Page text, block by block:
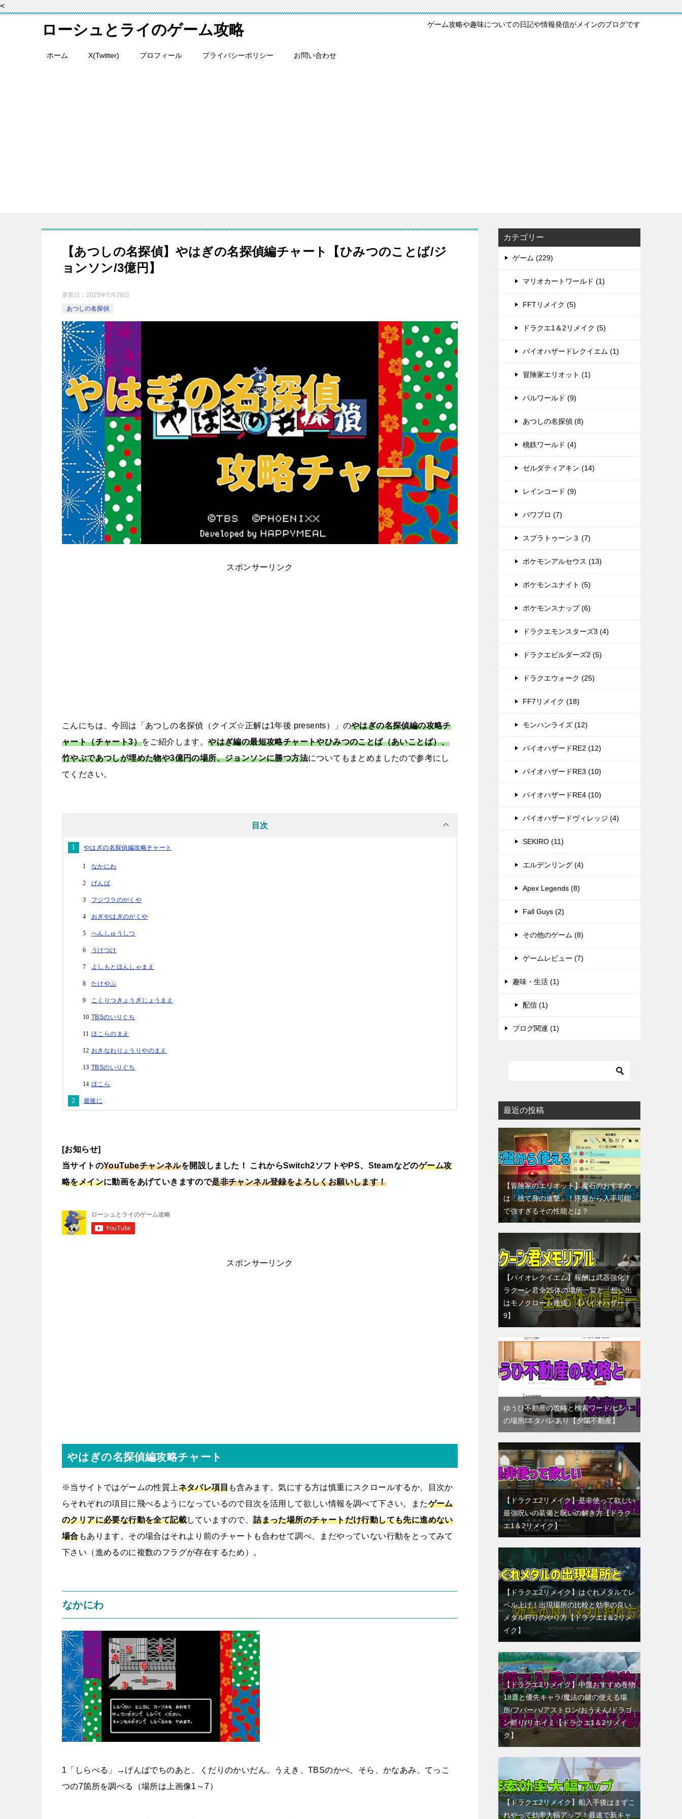
<
ローシュとライのゲーム攻略 ゲーム攻略や趣味についての日記や情報発信がメインのブログです
ホーム X(Twitter) プロフィール プライバシーポリシー お問い合わせ
【あつしの名探偵】やはぎの名探偵編チャート【ひみつのことば/ジ
ョンソン/3億円】
更新日： 2025年5月28日
あつしの名探偵
スポンサーリンク
こんにちは、今回は「あつしの名探偵（クイズ☆正解は1年後 presents）」のやはぎの名探偵編の攻略チ
ャート（チャート3）をご紹介します。やはぎ編の最短攻略チャートやひみつのことば（あいことば）、
竹やぶであつしが埋めた物や3億円の場所、ジョンソンに勝つ方法についてもまとめましたので参考にし
てください。
目次
やはぎの名探偵編攻略チャート
なかにわ
げんば
フジワラのがくや
おぎやはぎのがくや
へんしゅうしつ
うけつけ
よしもとほんしゃまえ
たけやぶ
こくりつきょうぎじょうまえ
TBSのいりぐち
ほこらのまえ
おきなわりょうりやのまえ
TBSのいりぐち
ほこら
最後に
[お知らせ]
当サイトのYouTubeチャンネルを開設しました！ これからSwitch2ソフトやPS、Steamなどのゲーム攻
略をメインに動画をあげていきますので是非チャンネル登録をよろしくお願いします！
スポンサーリンク
やはぎの名探偵編攻略チャート
※当サイトではゲームの性質上ネタバレ項目も含みます。気にする方は慎重にスクロールするか、目次か
らそれぞれの項目に飛べるようになっているので目次を活用して欲しい情報を調べて下さい。またゲーム
のクリアに必要な行動を全て記載していますので、詰まった場所のチャートだけ行動しても先に進めない
場合もあります。その場合はそれより前のチャートも合わせて調べ、まだやっていない行動をとってみて
下さい（進めるのに複数のフラグが存在するため）。
なかにわ
1「しらべる」→げんばでちのあと、くだりのかいだん、うえき、TBSのかべ、そら、かなあみ、てっこ
つの7箇所を調べる（場所は上画像1～7）
カテゴリー
ゲーム (229)
マリオカートワールド (1)
FFTリメイク (5)
ドラクエ1＆2リメイク (5)
バイオハザードレクイエム (1)
冒険家エリオット (1)
パルワールド (9)
あつしの名探偵 (8)
桃鉄ワールド (4)
ゼルダティアキン (14)
レインコード (9)
パワプロ (7)
スプラトゥーン３ (7)
ポケモンアルセウス (13)
ポケモンユナイト (5)
ポケモンスナップ (6)
ドラクエモンスターズ3 (4)
ドラクエビルダーズ2 (5)
ドラクエウォーク (25)
FF7リメイク (18)
モンハンライズ (12)
バイオハザードRE2 (12)
バイオハザードRE3 (10)
バイオハザードRE4 (10)
バイオハザードヴィレッジ (4)
SEKIRO (11)
エルデンリング (4)
Apex Legends (8)
Fall Guys (2)
その他のゲーム (8)
ゲームレビュー (7)
趣味・生活 (1)
配信 (1)
ブログ関連 (1)
最近の投稿
【冒険家のエリオット】魔石のおすすめ
は「捨て身の連撃」！序盤から入手可能
で強すぎるその性能とは？
【バイオレクイエム】報酬は武器強化！
ラクーン君全25体の場所一覧と「想い出
はモノクローム達成」【バイオハザード
9】
ゆうひ不動産の攻略と検索ワード/ヒント
の場所/ネタバレあり【夕陽不動産】
【ドラクエ2リメイク】是非使って欲しい
最強呪いの装備と呪いの解き方【ドラク
エ1＆2リメイク】
【ドラクエ2リメイク】はぐれメタルでレ
ベル上げ！出現場所の比較と効率の良い
メタル狩りのやり方【ドラクエ1＆2リメ
イク】
【ドラクエ2リメイク】中盤おすすめ巻物
18選と優先キャラ/魔法の鍵の使える場
所/フバーハ/アストロン/おうえん/ドラゴ
ン斬り/リホイミ【ドラクエ1＆2リメイ
ク】
【ドラクエ2リメイク】船入手後はまずこ
れやって効率大幅アップ！最速で新キャ